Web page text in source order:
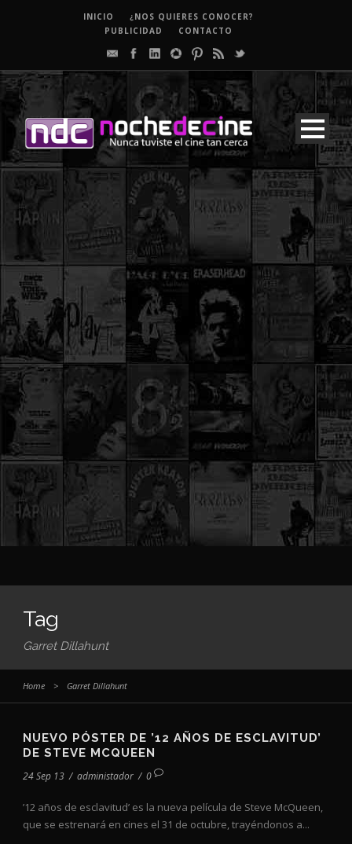
INICIO
¿NOS QUIERES CONOCER?
PUBLICIDAD
CONTACTO
Tag
Garret Dillahunt
Home > Garret Dillahunt
NUEVO PÓSTER DE ’12 AÑOS DE ESCLAVITUD’
DE STEVE MCQUEEN
24 Sep 13 / administador / 0
’12 años de esclavitud’ es la nueva película de Steve McQueen,
que se estrenará en cines el 31 de octubre, trayéndonos a...